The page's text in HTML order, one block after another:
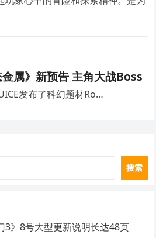
属》新预告 主角大战Boss
发布了科幻题材Ro…
搜索
3》8号大型更新说明长达48页